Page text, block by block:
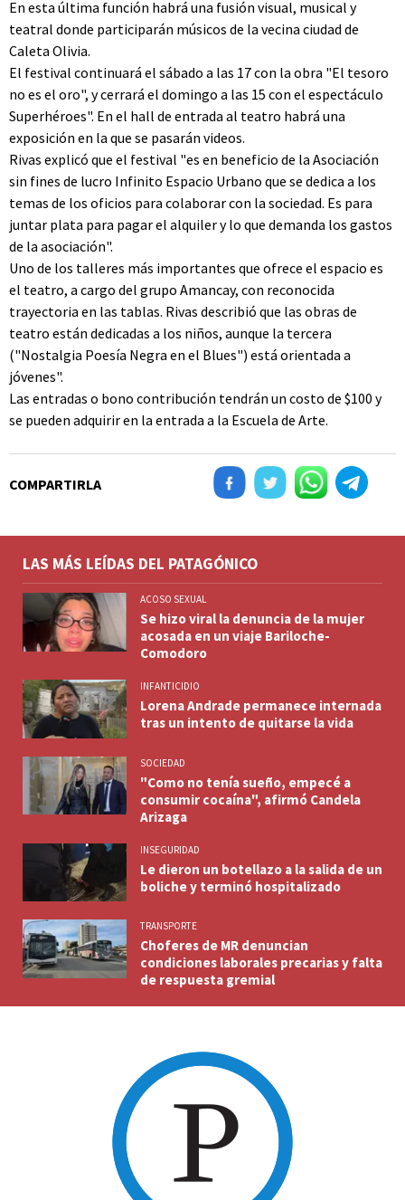
En esta última función habrá una fusión visual, musical y
teatral donde participarán músicos de la vecina ciudad de
Caleta Olivia.
El festival continuará el sábado a las 17 con la obra "El tesoro
no es el oro", y cerrará el domingo a las 15 con el espectáculo
Superhéroes". En el hall de entrada al teatro habrá una
exposición en la que se pasarán videos.
Rivas explicó que el festival "es en beneficio de la Asociación
sin fines de lucro Infinito Espacio Urbano que se dedica a los
temas de los oficios para colaborar con la sociedad. Es para
juntar plata para pagar el alquiler y lo que demanda los gastos
de la asociación".
Uno de los talleres más importantes que ofrece el espacio es
el teatro, a cargo del grupo Amancay, con reconocida
trayectoria en las tablas. Rivas describió que las obras de
teatro están dedicadas a los niños, aunque la tercera
("Nostalgia Poesía Negra en el Blues") está orientada a
jóvenes".
Las entradas o bono contribución tendrán un costo de $100 y
se pueden adquirir en la entrada a la Escuela de Arte.
COMPARTIRLA
LAS MÁS LEÍDAS DEL PATAGÓNICO
ACOSO SEXUAL
Se hizo viral la denuncia de la mujer
acosada en un viaje Bariloche-
Comodoro
INFANTICIDIO
Lorena Andrade permanece internada
tras un intento de quitarse la vida
SOCIEDAD
"Como no tenía sueño, empecé a
consumir cocaína", afirmó Candela
Arizaga
INSEGURIDAD
Le dieron un botellazo a la salida de un
boliche y terminó hospitalizado
TRANSPORTE
Choferes de MR denuncian
condiciones laborales precarias y falta
de respuesta gremial